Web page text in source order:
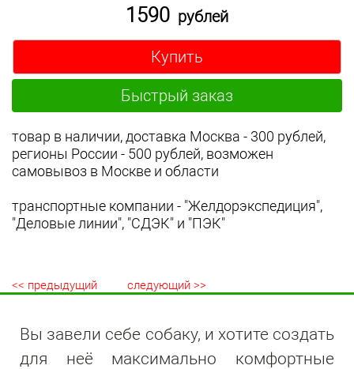
1590 рублей
Купить
Быстрый заказ
товар в наличии, доставка Москва - 300 рублей,
регионы России - 500 рублей, возможен
самовывоз в Москве и области
транспортные компании - "Желдорэкспедиция",
"Деловые линии", "СДЭК" и "ПЭК"
<< предыдущий следующий >>
Вы завели себе собаку, и хотите создать
для неё максимально комфортные